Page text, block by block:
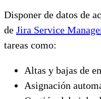
Disponer de datos de
de Jira Service
tareas como:
Altas y bajas de
Asignación